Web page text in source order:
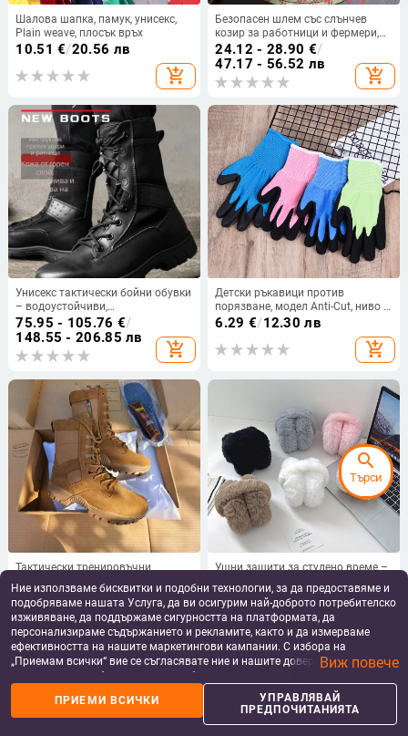
home apps shopping_basket
Кошница
person
Профил
Шалова шапка, памук, унисекс,
Plain weave, плосък връх
10.51 €/20.56 лв
add_shopping_cart
Безопасен шлем със слънчев
козир за работници и фермери,
широк козир, открит връх, лятна
шапка
24.12 - 28.90 €/
47.17 - 56.52 лв
add_shopping_cart
Унисекс тактически бойни обувки
– водоустойчиви,
износоустойчиви, против
пробиване, високи горнища, за
възрастни – за туризъм,
колоездене, стрелба и бойни
75.95 - 105.76 €/
148.55 - 206.85 лв
add_shopping_cart
Детски ръкавици против
порязване, модел Anti-Cut, ниво 5
безопасност, нейлон, нейлонова
6.29 €/12.30 лв
add_shopping_cart
Тактически тренировъчни
пробивоустойчиви, издръжливи,
пустинни външни ботуши,
унисекс
134.61€/263.27 лв
add_shopping_cart
Ушни защити за студено време –
минималистичен стил,
едноцветни, топли за зима, за
възрастни
10.45 - 10.65€/
20.44 - 20.83 лв
Ние използваме бисквитки и подобни технологии, за да предоставяме и
подобряваме нашата Услуга, да ви осигурим най-доброто потребителско
изживяване, да поддържаме сигурността на платформата, да
персонализираме съдържанието и рекламите, както и да измерваме
ефективността на нашите маркетингови кампании. С избора на
„Приемам всички“ вие се съгласявате ние и нашите доверени партньори
да съхраняваме бисквитки и подобни технологии на вашето устройство
за рекламни и аналитични цели. Можете по всяко време да управлявате
своите предпочитания, като натиснете „Управлявай предпочитанията“.
За повече информация, моля, вижте нашата
Виж повече
ПРИЕМИ ВСИЧКИ
УПРАВЛЯВАЙ
ПРЕДПОЧИТАНИЯТА
search
Търси